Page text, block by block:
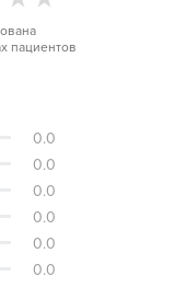
пациентов
0.0
0.0
0.0
0.0
0.0
0.0